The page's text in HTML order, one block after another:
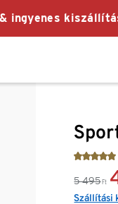
ingyenes
5 495 Ft
Szállítási